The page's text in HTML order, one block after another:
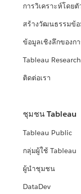
การวิเคราะห์โดย
สร้างวัฒนธรรมข้
ข้อมูลเชิงลึกของก
Tableau Research
ติดต่อเรา
ชุมชน Tableau
Tableau Public
กลุ่มผู้ใช้ Tableau
ผู้นำชุมชน
DataDev